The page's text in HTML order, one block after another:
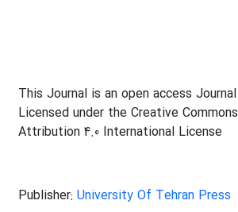
This Journal is an open access Journal
Licensed under the Creative Commons
Attribution 4.0 International License
Publisher: University Of Tehran Press